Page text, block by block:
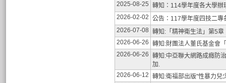
2025-08-25 轉知：114學年度各大學
2026-02-02 公告：117學年度四技二
2026-07-08 轉知:「精神衛生法」第5
2026-06-26 轉知:財團法人董氏基金會
2026-06-26 轉知:中亞聯大網路成癮防
加.
2026-06-12 轉知:衛福部出版"性暴力兒